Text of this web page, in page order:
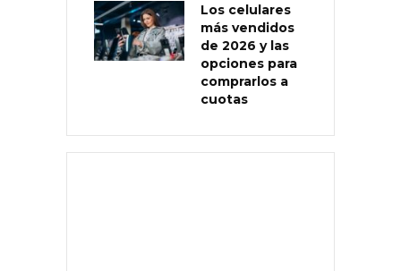
Los celulares
más vendidos
de 2026 y las
opciones para
comprarlos a
cuotas